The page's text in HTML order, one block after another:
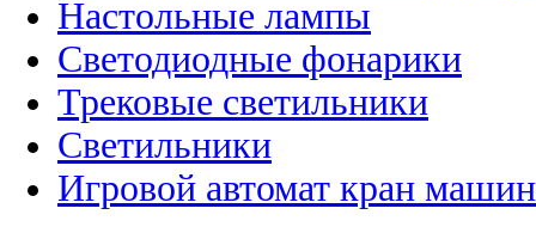
Настольные лампы
Светодиодные фонарики
Трековые светильники
Светильники
Игровой автомат кран